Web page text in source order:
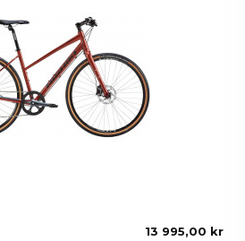
13 995,00 kr